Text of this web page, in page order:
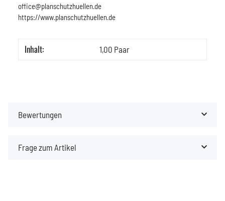
office@planschutzhuellen.de
https://www.planschutzhuellen.de
Inhalt: 1,00 Paar
Bewertungen
Frage zum Artikel